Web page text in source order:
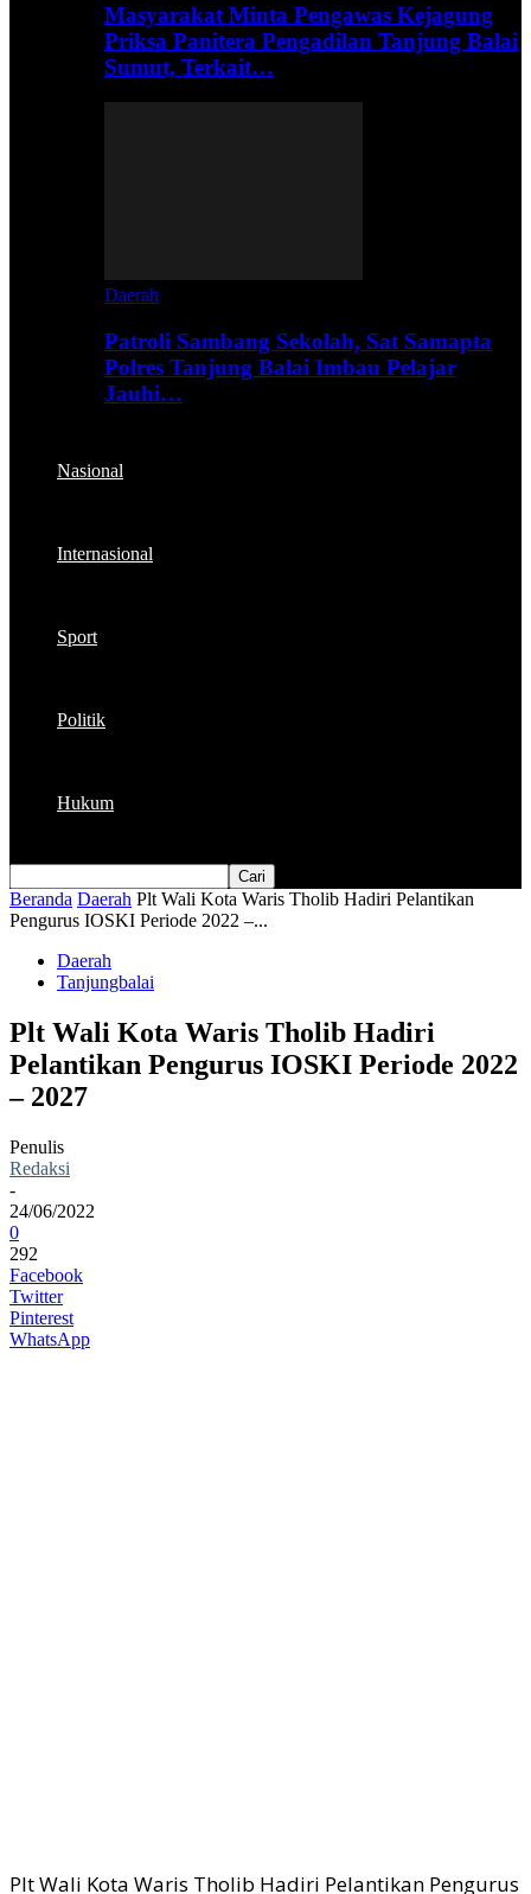
Masyarakat Minta Pengawas Kejagung
Priksa Panitera Pengadilan Tanjung Balai
Sumut, Terkait…
Daerah
Patroli Sambang Sekolah, Sat Samapta
Polres Tanjung Balai Imbau Pelajar
Jauhi…
Nasional
Internasional
Sport
Politik
Hukum
Beranda Daerah Plt Wali Kota Waris Tholib Hadiri Pelantikan
Pengurus IOSKI Periode 2022 –...
Daerah
Tanjungbalai
Plt Wali Kota Waris Tholib Hadiri
Pelantikan Pengurus IOSKI Periode 2022
– 2027
Penulis
Redaksi
-
24/06/2022
0
292
Facebook
Twitter
Pinterest
WhatsApp
Plt Wali Kota Waris Tholib Hadiri Pelantikan Pengurus